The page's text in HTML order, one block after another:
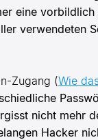
eine
verwendeten
Zugang (Wie
nicht mehr
Hacker